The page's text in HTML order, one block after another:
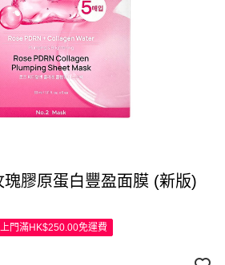
膠原蛋白豐盈面膜 (新版)
門滿HK$250.00免運費